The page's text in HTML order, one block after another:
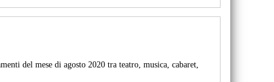
del mese di agosto 2020 tra teatro, musica, cabaret,